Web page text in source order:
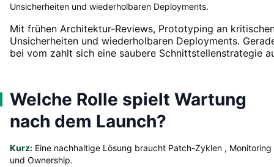
Unsicherheiten und wiederholbaren Deployments.
Mit frühen Architektur-Reviews, Prototyping an
Unsicherheiten und wiederholbaren Deployments.
bei vom zahlt sich eine saubere Schnittstellenstrategie
Welche Rolle spielt Wartung
nach dem Launch?
Kurz: Eine nachhaltige Lösung braucht Patch-Zyklen , Monitoring
und Ownership.